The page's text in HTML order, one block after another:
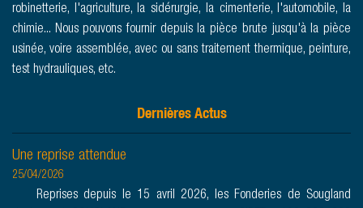
robinetterie, l'agriculture, la sidérurgie, la cimenterie, l'automobile, la
chimie... Nous pouvons fournir depuis la pièce brute jusqu'à la pièce
usinée, voire assemblée, avec ou sans traitement thermique, peinture,
test hydrauliques, etc.
Dernières Actus
Une reprise attendue
25/04/2026
Reprises depuis le 15 avril 2026, les Fonderies de Sougland